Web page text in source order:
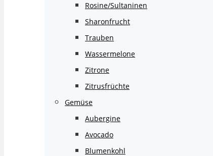
Rosine/Sultaninen
Sharonfrucht
Trauben
Wassermelone
Zitrone
Zitrusfrüchte
Gemüse
Aubergine
Avocado
Blumenkohl